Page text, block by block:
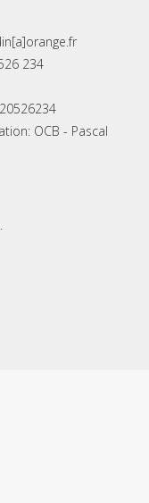
234
OCB - Pascal